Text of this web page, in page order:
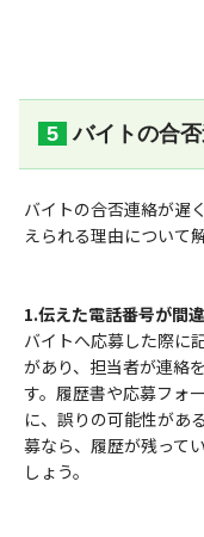
バイトの合
バイトの合否連絡が遅
えられる理由について
1.伝えた電話番号が間
バイトへ応募した際に
があり、担当者が連絡
す。履歴書や応募フォ
に、誤りの可能性があ
募なら、履歴が残って
しょう。